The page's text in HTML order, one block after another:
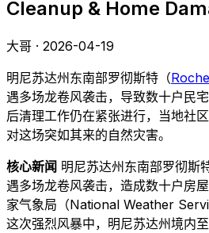
Cleanup & Home
大哥 · 2026-04-19
明尼苏达州东南部罗彻斯特（
遇多场龙卷风袭击，导致数十户民
后清理工作仍在紧张进行，当地社
对这场突如其来的自然灾害。
核心新闻 明尼苏达州东南部罗彻斯
遇多场龙卷风袭击，造成数十户房
家气象局（National Weather
这次强烈风暴中，明尼苏达州境内